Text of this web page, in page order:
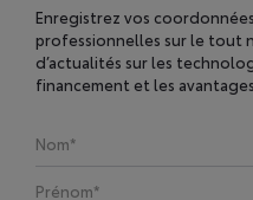
Enregistrez vos
professionnelles sur le tout
d’actualités sur les
financement et les